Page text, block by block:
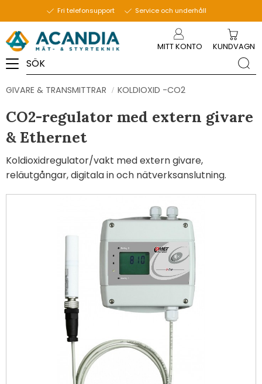
Fri telefonsupport Service och underhåll
MITT KONTO KUNDVAGN
GIVARE & TRANSMITTRAR KOLDIOXID -CO2
CO2-regulator med extern givare
& Ethernet
Koldioxidregulator/vakt med extern givare,
reläutgångar, digitala in och nätverksanslutning.